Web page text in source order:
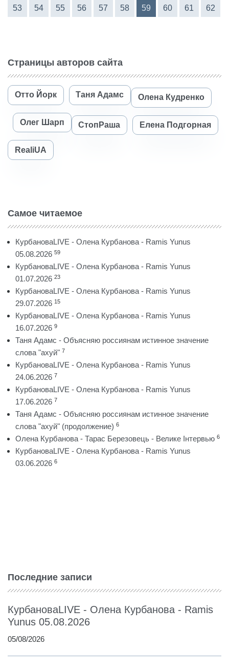
53 54 55 56 57 58 59 60 61 62
Страницы авторов сайта
Отто Йорк Таня Адамс Олена Кудренко
Олег Шарп СтопРаша Елена Подгорная
RealiUA
Самое читаемое
КурбановаLIVE - Олена Курбанова - Ramis Yunus
05.08.2026 59
КурбановаLIVE - Олена Курбанова - Ramis Yunus
01.07.2026 23
КурбановаLIVE - Олена Курбанова - Ramis Yunus
29.07.2026 15
КурбановаLIVE - Олена Курбанова - Ramis Yunus
16.07.2026 9
Таня Адамс - Объясняю россиянам истинное значение
слова "ахуй" 7
КурбановаLIVE - Олена Курбанова - Ramis Yunus
24.06.2026 7
КурбановаLIVE - Олена Курбанова - Ramis Yunus
17.06.2026 7
Таня Адамс - Объясняю россиянам истинное значение
слова "ахуй" (продолжение) 6
Олена Курбанова - Тарас Березовець - Велике Інтервью 6
КурбановаLIVE - Олена Курбанова - Ramis Yunus
03.06.2026 6
Последние записи
КурбановаLIVE - Олена Курбанова - Ramis
Yunus 05.08.2026
05/08/2026